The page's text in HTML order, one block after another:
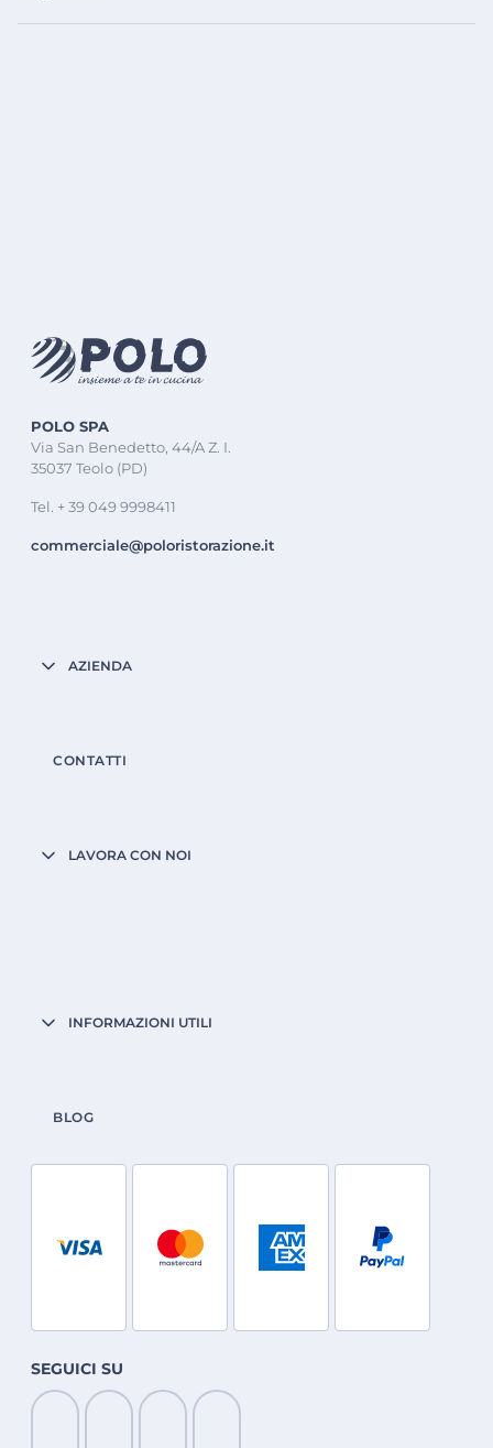
POLO SPA
Via San Benedetto, 44/A Z. I.
35037 Teolo (PD)
Tel. + 39 049 9998411
commerciale@poloristorazione.it
AZIENDA
CONTATTI
LAVORA CON NOI
INFORMAZIONI UTILI
BLOG
SEGUICI SU